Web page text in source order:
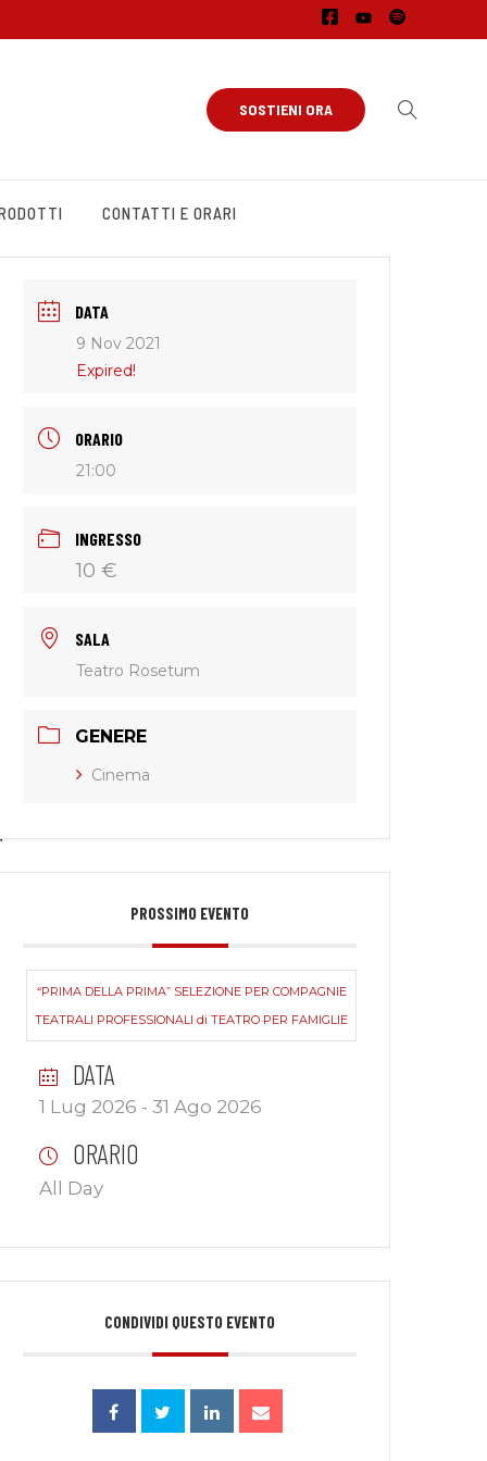
SOSTIENI ORA
CONTATTI E ORARI
DATA
9 Nov 2021
Expired!
ORARIO
21:00
INGRESSO
10 €
SALA
Teatro Rosetum
GENERE
Cinema
PROSSIMO EVENTO
“PRIMA DELLA PRIMA” SELEZIONE PER COMPAGNIE
TEATRALI PROFESSIONALI di TEATRO PER FAMIGLIE
DATA
1 Lug 2026 - 31 Ago 2026
ORARIO
All Day
CONDIVIDI QUESTO EVENTO